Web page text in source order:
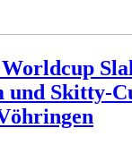
und Skitty-